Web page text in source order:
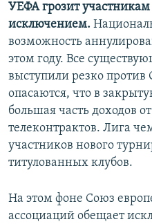
УЕФА грозит
исключением.
возможность
этом году. Все
выступили резко
опасаются, что в
большая часть доходов
телеконтрактов. Лига
участников нового
титулованных клубов.
На этом фоне Союз
ассоциаций обещает